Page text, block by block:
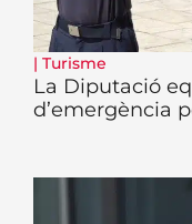
| Turisme
La Diputació
d’emergència